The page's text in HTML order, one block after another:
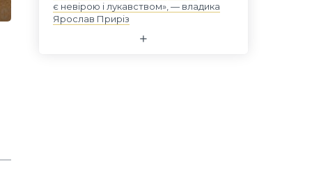
є невірою і лукавством», — владика
Ярослав Приріз